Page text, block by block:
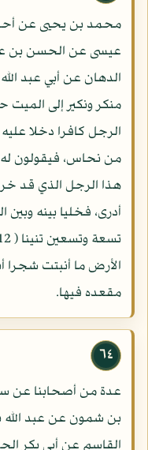
محمد بن يحيى عن
عيسى عن الحسن بن
الدهان عن أبي عبد
منكر ونكير إلى
الرجل كافرا دخلا
من نحاس، فيقولون
هذا الرجل الذي قد
أدرى، فخليا بينه
الأرض ما أنبتت شجرا
مقعده فيها.
٦٤
عدة من أصحابنا عن
بن شمون عن عبد الله
القاسم عن أبي بكر